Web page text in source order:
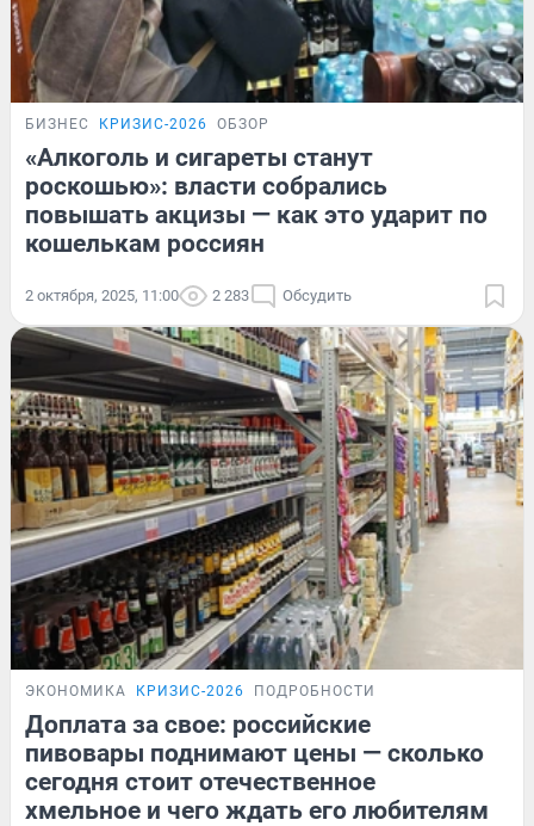
БИЗНЕС КРИЗИС-2026 ОБЗОР
«Алкоголь и сигареты станут
роскошью»: власти собрались
повышать акцизы — как это ударит по
кошелькам россиян
2 октября, 2025, 11:00 2 283 Обсудить
ЭКОНОМИКА КРИЗИС-2026 ПОДРОБНОСТИ
Доплата за свое: российские
пивовары поднимают цены — сколько
сегодня стоит отечественное
хмельное и чего ждать его любителям